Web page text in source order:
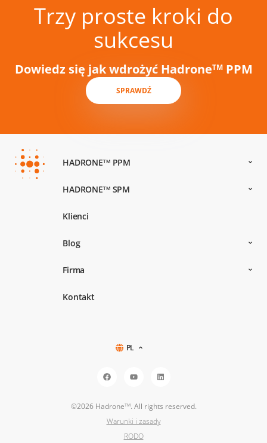
Trzy proste kroki do
sukcesu
Dowiedz się jak wdrożyć HadroneTMPPM
SPRAWDŹ
HADRONETMPPM
HADRONETMSPM
Klienci
Blog
Firma
Kontakt
PL
©2026 HadroneTM. All rights reserved.
Warunki i zasady
RODO